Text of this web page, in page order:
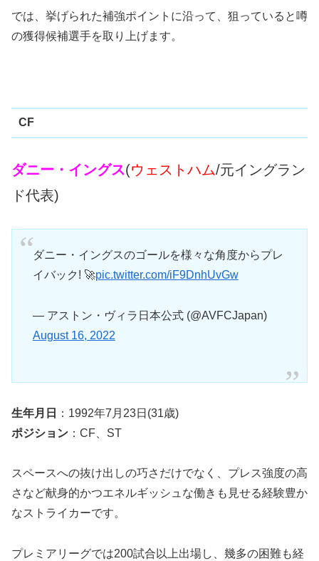
では、挙げられた補強ポイントに沿って、狙っていると噂
の獲得候補選手を取り上げます。
CF
ダニー・イングス(ウェストハム/元イングラン
ド代表)
ダニー・イングスのゴールを様々な角度からプレ
イバック! 🚀pic.twitter.com/iF9DnhUvGw
— アストン・ヴィラ日本公式 (@AVFCJapan)
August 16, 2022
生年月日
：1992年7月23日(31歳)
ポジション ：CF、ST
スペースへの抜け出しの巧さだけでなく、プレス強度の高
さなど献身的かつエネルギッシュな働きも見せる経験豊か
なストライカーです。
プレミアリーグでは200試合以上出場し、幾多の困難も経